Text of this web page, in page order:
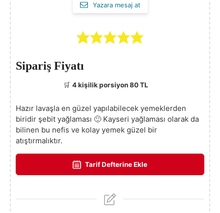
Yazara mesaj at
Sipariş Fiyatı
🛒4 kişilik porsiyon 80 TL
Hazır lavaşla en güzel yapılabilecek yemeklerden
biridir şebit yağlaması 🙂 Kayseri yağlaması olarak da
bilinen bu nefis ve kolay yemek güzel bir
atıştırmalıktır.
Tarif Defterine Ekle